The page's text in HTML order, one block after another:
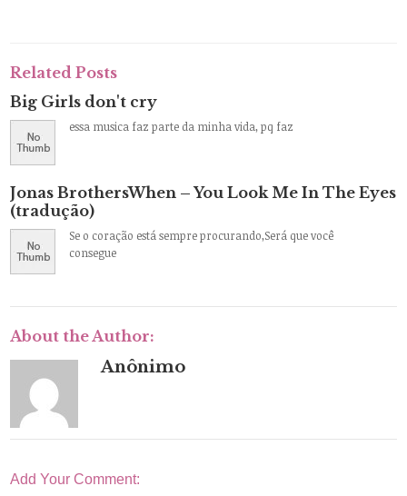
Related Posts
Big Girls don't cry
essa musica faz parte da minha vida, pq faz
Jonas BrothersWhen – You Look Me In The Eyes
(tradução)
Se o coração está sempre procurando,Será que você
consegue
About the Author:
Anônimo
Add Your Comment: